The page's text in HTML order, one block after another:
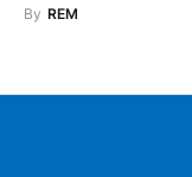
By REM